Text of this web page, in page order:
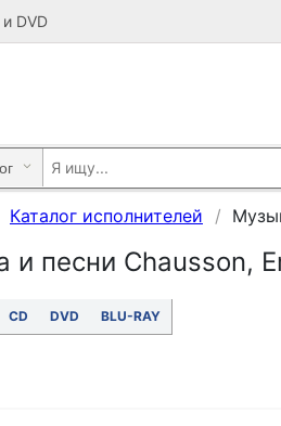
DVD
Каталог исполнителей
и песни Chausson,
CD DVD BLU-RAY